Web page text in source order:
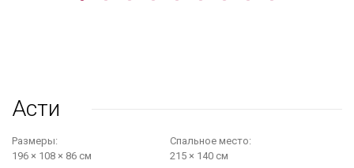
неприятности, сохраняя первоначальную глубину цвета
Асти
Размеры:
196 × 108 × 86 см
Cпальное место:
215 × 140 см